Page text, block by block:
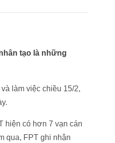
tạo là những
làm việc chiều 15/2,
hiện có hơn 7 vạn cán
qua, FPT ghi nhận